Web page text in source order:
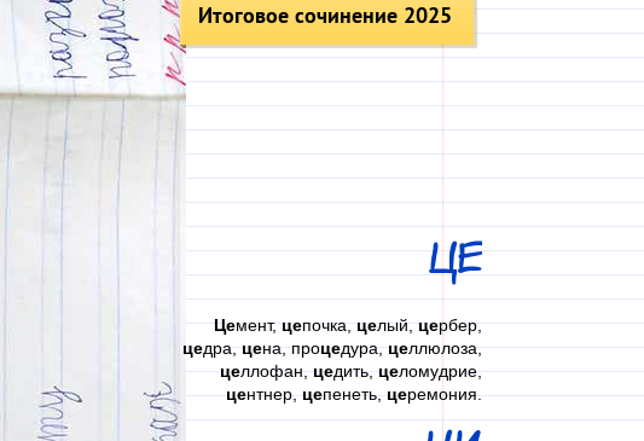
Итоговое сочинение 2025
ЦЕ
Цемент,цепочка,целый,цербер,
цедра,цена, процедура,целлюлоза,
целлофан,цедить,целомудрие,
центнер,цепенеть,церемония.